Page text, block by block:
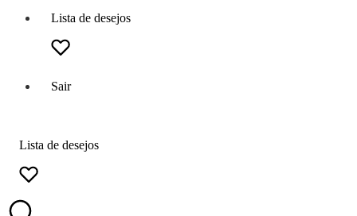
Lista de desejos
Sair
Lista de desejos